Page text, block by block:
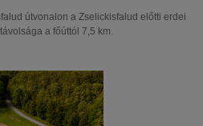
útvonalon a Zselickisfalud előtti erdei
a főúttól 7,5 km.